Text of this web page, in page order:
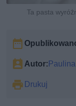
Ta pasta
Autor:
Drukuj